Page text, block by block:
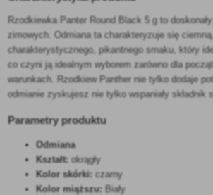
Rzodkiewka Panter Round Black 5 g to
zimowych. Odmiana ta charakteryzuje się
charakterystycznego, pikantnego smaku, który
co czyni ją idealnym wyborem zarówno dla
warunkach. Rzodkiew Panther nie tylko dodaje
odmianie zyskujesz nie tylko wspaniały
Parametry produktu
Odmiana
Kształt: okrągły
Kolor skórki: czarny
Kolor miąższu: Biały